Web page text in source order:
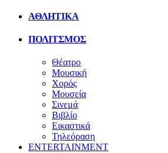
ΑΘΛΗΤΙΚΑ
ΠΟΛΙΤΣΜΟΣ
Θέατρο
Μουσική
Χορός
Μουσεία
Σινεμά
Βιβλίο
Εικαστικά
Τηλεόραση
ENTERTAINMENT